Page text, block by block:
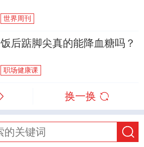
世界周刊
饭后踮脚尖真的能降血糖吗？
职场健康课
换一换